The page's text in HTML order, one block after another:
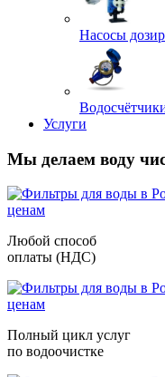
Насосы
Услуги
Мы делаем воду
Любой способ
оплаты (НДС)
Полный цикл услуг
по водоочистке